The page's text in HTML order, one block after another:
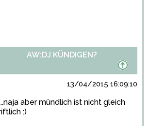
AW:DJ KÜNDIGEN?
13/04/2015 16:09:10
aber mündlich ist nicht gleich
:)